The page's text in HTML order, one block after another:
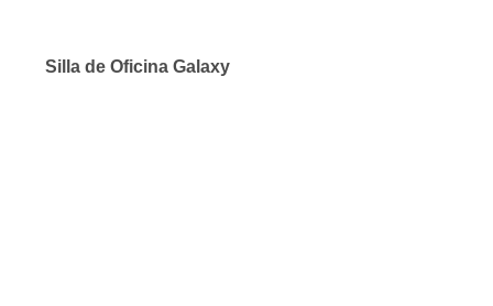
Silla de Oficina Galaxy